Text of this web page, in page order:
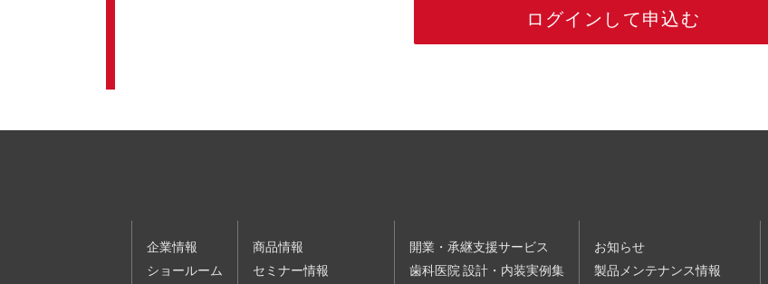
申込時に入力した情報に基づき、当社が当該講演会・セミナーについてお客様の受講登録
（３）暴力団、暴力団員、暴力団関係企業、総会屋、社会運動標ぼうゴロ、政治運動標ぼうゴ
下、｢反社会的勢力｣といいます。）に該当する場合またはそのおそれがある場合
ログインして申込む
企業情報
ショールーム
商品情報
セミナー情報
開業・承継支援サービス
歯科医院 設計・内装実例集
お知らせ
製品メンテナンス情報